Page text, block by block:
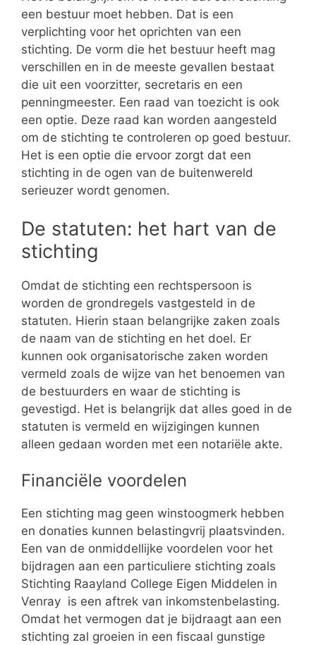
een bestuur moet hebben. Dat is een
verplichting voor het oprichten van een
stichting. De vorm die het bestuur heeft mag
verschillen en in de meeste gevallen bestaat
die uit een voorzitter, secretaris en een
penningmeester. Een raad van toezicht is ook
een optie. Deze raad kan worden aangesteld
om de stichting te controleren op goed bestuur.
Het is een optie die ervoor zorgt dat een
stichting in de ogen van de buitenwereld
serieuzer wordt genomen.
De statuten: het hart van de
stichting
Omdat de stichting een rechtspersoon is
worden de grondregels vastgesteld in de
statuten. Hierin staan belangrijke zaken zoals
de naam van de stichting en het doel. Er
kunnen ook organisatorische zaken worden
vermeld zoals de wijze van het benoemen van
de bestuurders en waar de stichting is
gevestigd. Het is belangrijk dat alles goed in de
statuten is vermeld en wijzigingen kunnen
alleen gedaan worden met een notariële akte.
Financiële voordelen
Een stichting mag geen winstoogmerk hebben
en donaties kunnen belastingvrij plaatsvinden.
Een van de onmiddellijke voordelen voor het
bijdragen aan een particuliere stichting zoals
Stichting Raayland College Eigen Middelen in
Venray is een aftrek van inkomstenbelasting.
Omdat het vermogen dat je bijdraagt aan een
stichting zal groeien in een fiscaal gunstige